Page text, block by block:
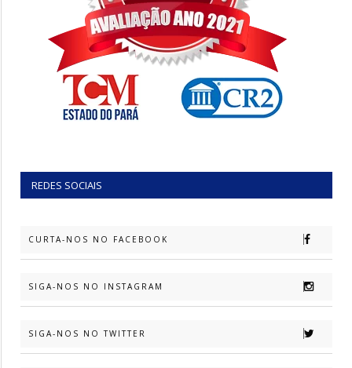
REDES SOCIAIS
CURTA-NOS NO FACEBOOK
SIGA-NOS NO INSTAGRAM
SIGA-NOS NO TWITTER